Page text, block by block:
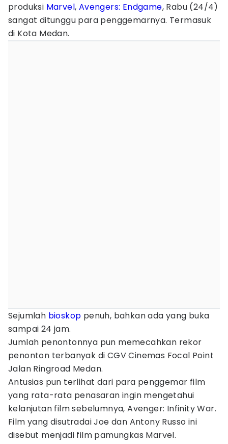
produksi Marvel, Avengers: Endgame, Rabu (24/4)
sangat ditunggu para penggemarnya. Termasuk
di Kota Medan.
Sejumlah bioskop penuh, bahkan ada yang buka
sampai 24 jam.
Jumlah penontonnya pun memecahkan rekor
penonton terbanyak di CGV Cinemas Focal Point
Jalan Ringroad Medan.
Antusias pun terlihat dari para penggemar film
yang rata-rata penasaran ingin mengetahui
kelanjutan film sebelumnya, Avenger: Infinity War.
Film yang disutradai Joe dan Antony Russo ini
disebut menjadi film pamungkas Marvel.